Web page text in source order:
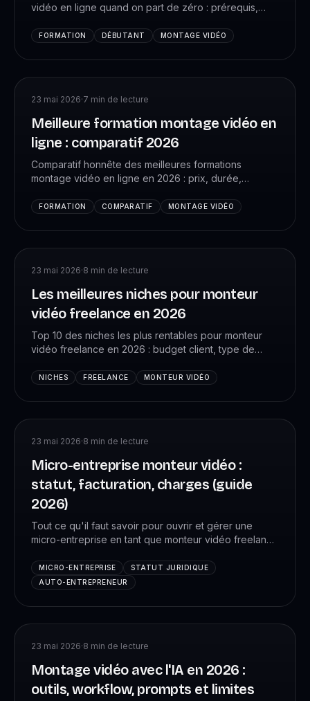
vidéo en ligne quand on part de zéro : prérequis,
éviter.
FORMATION DÉBUTANT MONTAGE VIDÉO
23 mai 2026·7 min de lecture
Meilleure formation montage vidéo en
ligne : comparatif 2026
Comparatif honnête des meilleures formations
montage vidéo en ligne en 2026 : prix, durée,
regarder avant de payer.
FORMATION COMPARATIF MONTAGE VIDÉO
23 mai 2026·8 min de lecture
Les meilleures niches pour monteur
vidéo freelance en 2026
Top 10 des niches les plus rentables pour monteur
vidéo freelance en 2026 : budget client, type de
chaque niche.
NICHES FREELANCE MONTEUR VIDÉO
23 mai 2026·8 min de lecture
Micro-entreprise monteur vidéo :
statut, facturation, charges (guide
2026)
Tout ce qu'il faut savoir pour ouvrir et gérer une
micro-entreprise en tant que monteur vidéo freelance
plafond, comptabilité.
MICRO-ENTREPRISE
STATUT JURIDIQUE
AUTO-ENTREPRENEUR
23 mai 2026·8 min de lecture
Montage vidéo avec l'IA en 2026 :
outils, workflow, prompts et limites